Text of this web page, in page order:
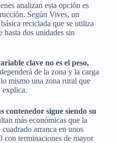
analizan esta opción es
Según Vives, un
reciclada que se utiliza
hasta dos unidades sin
clave no es el peso,
de la zona y la carga
mismo una zona rural que
explica.
contenedor sigue siendo su
más económicas que la
arranca en unos
con terminaciones de mayor